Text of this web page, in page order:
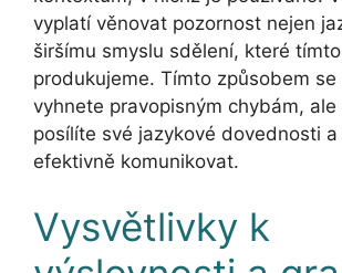
vyplatí věnovat pozornost nejen
širšímu smyslu sdělení, které
produkujeme. Tímto způsobem se
vyhnete pravopisným chybám, ale
posílíte své jazykové dovednosti
efektivně komunikovat.
Vysvětlivky k